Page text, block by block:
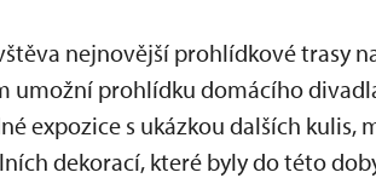
nejnovější prohlídkové trasy
umožní prohlídku domácího
expozice s ukázkou dalších kulis,
dekorací, které byly do této